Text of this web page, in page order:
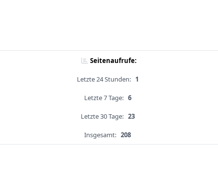
Seitenaufrufe:
Letzte 24 Stunden: 1
Letzte 7 Tage: 6
Letzte 30 Tage: 23
Insgesamt: 208